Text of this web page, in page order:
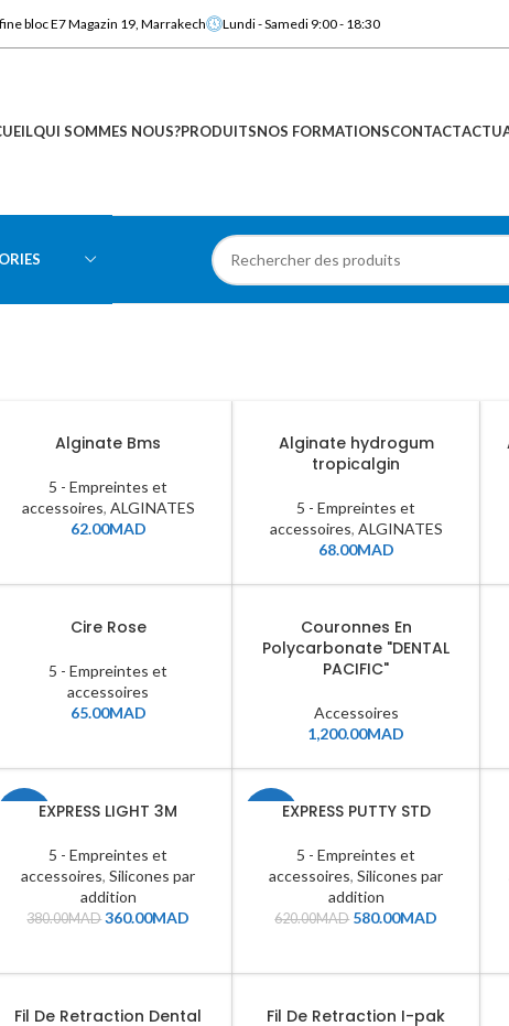
bloc E7 Magazin 19, Marrakech Lundi - Samedi 9:00 - 18:30
QUI SOMMES NOUS?PRODUITSNOS FORMATIONSCONTACT
Alginate Bms
5 - Empreintes et
accessoires, ALGINATES
62.00MAD
Alginate hydrogum
tropicalgin
5 - Empreintes et
accessoires, ALGINATES
68.00MAD
Cire Rose
5 - Empreintes et
accessoires
65.00MAD
Couronnes En
Polycarbonate "DENTAL
PACIFIC"
Accessoires
1,200.00MAD
EXPRESS LIGHT 3M
5 - Empreintes et
accessoires,Silicones par
addition
380.00MAD 360.00MAD
-6%EXPRESS PUTTY STD
5 - Empreintes et
accessoires,Silicones par
addition
620.00MAD 580.00MAD
Fil De Retraction Dental
Fil De Retraction I-pak